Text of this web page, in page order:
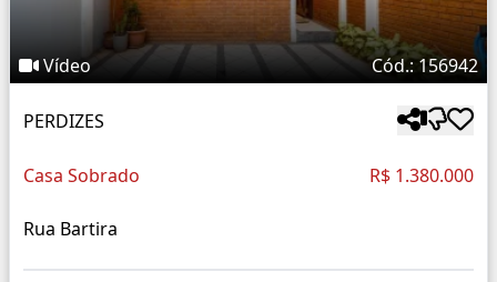
Vídeo Cód.: 156942
PERDIZES
Casa Sobrado R$ 1.380.000
Rua Bartira